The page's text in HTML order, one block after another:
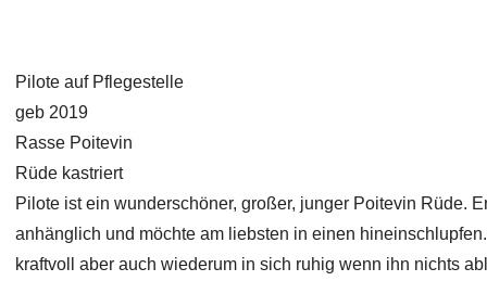
Pilote auf Pflegestelle
geb 2019
Rasse Poitevin
Rüde kastriert
Pilote ist ein wunderschöner, großer, junger Poitevin Rüde.
anhänglich und möchte am liebsten in einen
kraftvoll aber auch wiederum in sich ruhig wenn ihn nichts